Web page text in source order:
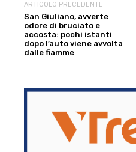
ARTICOLO PRECEDENTE
San Giuliano, avverte
odore di bruciato e
accosta: pochi istanti
dopo l’auto viene avvolta
dalle fiamme